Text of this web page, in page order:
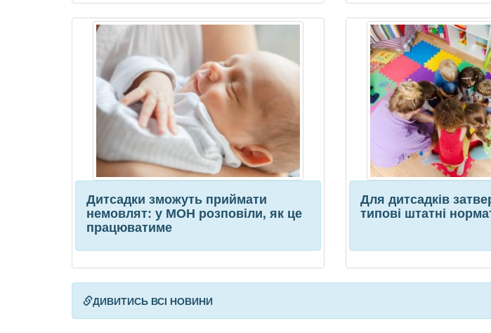
Дитсадки зможуть приймати
немовлят: у МОН розповіли, як це
працюватиме
Для дитсадків
типові штатні
ДИВИТИСЬ ВСІ НОВИНИ